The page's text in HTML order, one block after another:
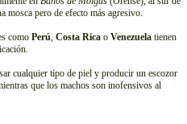
mosca pero de efecto más agresivo.
como Perú, Costa Rica o Venezuela tienen
cualquier tipo de piel y producir un escozor
que los machos son inofensivos al